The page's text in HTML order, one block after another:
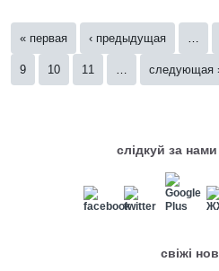
Страницы
« первая ‹ предыдущая …
9 10 11 … следующая
слідкуй за
свіжі